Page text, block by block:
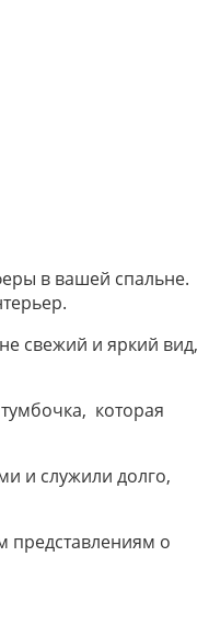
в вашей спальне.
свежий и яркий вид,
которая
и служили долго,
представлениям о